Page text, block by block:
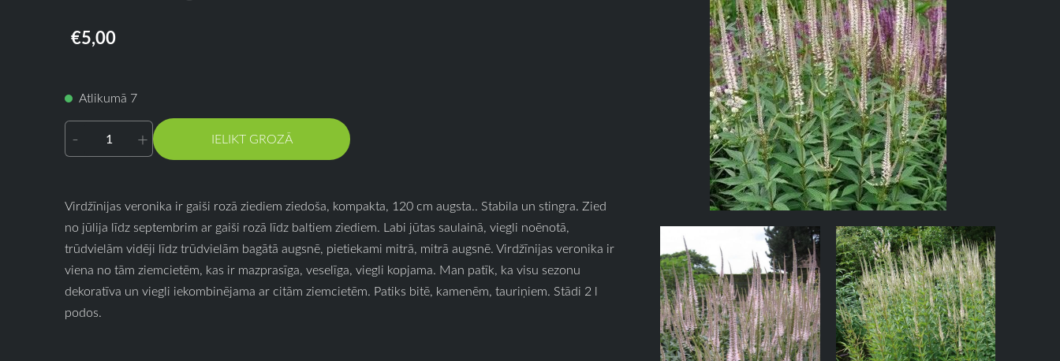
€5,00
Atlikumā 7
- + IELIKT GROZĀ
Virdžīnijas veronika ir gaiši rozā ziediem ziedoša, kompakta, 120 cm augsta.. Stabila un stingra. Zied
no jūlija līdz septembrim ar gaiši rozā līdz baltiem ziediem. Labi jūtas saulainā, viegli noēnotā,
trūdvielām vidēji līdz trūdvielām bagātā augsnē, pietiekami mitrā, mitrā augsnē. Virdžīnijas veronika ir
viena no tām ziemcietēm, kas ir mazprasīga, veselīga, viegli kopjama. Man patīk, ka visu sezonu
dekoratīva un viegli iekombinējama ar citām ziemcietēm. Patiks bitē, kamenēm, tauriņiem. Stādi 2 l
podos.